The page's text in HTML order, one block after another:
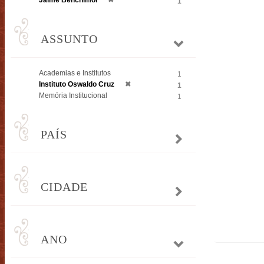
ASSUNTO
Academias e Institutos
1
Instituto Oswaldo Cruz
✖
1
Memória Institucional
1
PAÍS
CIDADE
ANO